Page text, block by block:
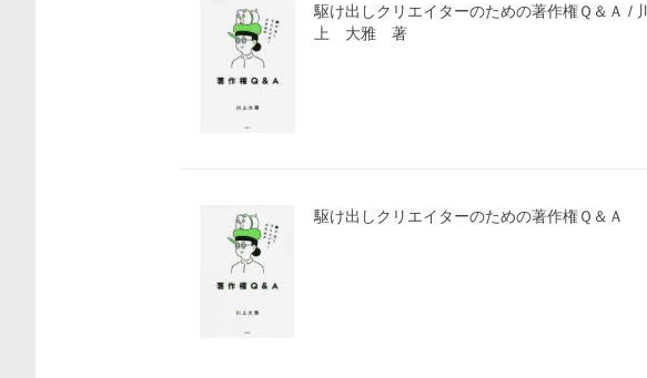
駆け出しクリエイターのための著作権Ｑ＆Ａ / 川
上 大雅 著
駆け出しクリエイターのための著作権Ｑ＆Ａ